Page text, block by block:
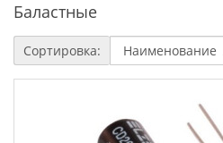
Баластные
Сортировка: